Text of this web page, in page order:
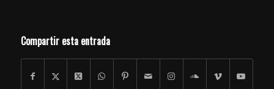
Compartir esta entrada